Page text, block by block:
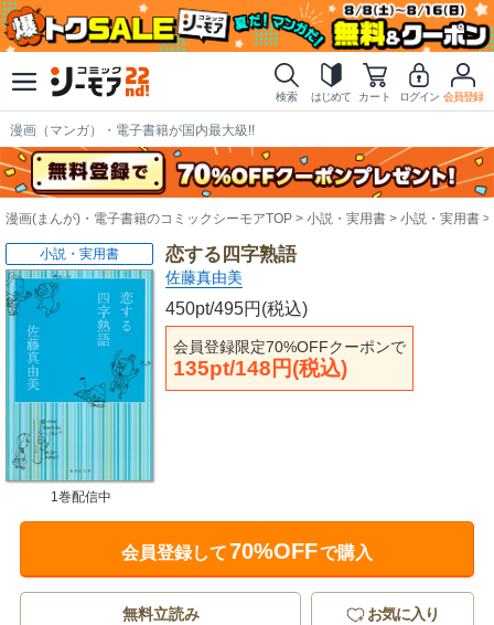
検索 はじめて カート ログイン 会員登録
漫画（マンガ）・電子書籍が国内最大級!!
漫画(まんが)・電子書籍のコミックシーモアTOP 小説・実用書 小説・実用書
恋する四字熟語
佐藤真由美
450pt/495円(税込)
会員登録限定70%OFFクーポンで
135pt/148円(税込)
小説・実用書
1巻配信中
会員登録して70%OFFで購入
無料立読み お気に入り